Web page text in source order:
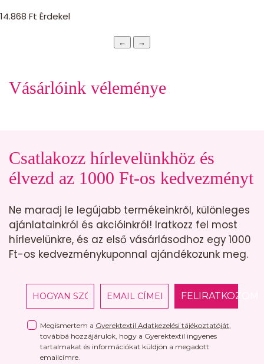
14.868 Ft Érdekel
← →
Vásárlóink véleménye
Csatlakozz hírlevelünkhöz és
élvezd az 1000 Ft-os kedvezményt
Ne maradj le legújabb termékeinkről, különleges
ajánlatainkról és akcióinkról! Iratkozz fel most
hírlevelünkre, és az első vásárlásodhoz egy 1000
Ft-os kedvezménykuponnal ajándékozunk meg.
FELIRATKOZOM
Megismertem a Gyerektextil Adatkezelési tájékoztatóját,
továbbá hozzájárulok, hogy a Gyerektextil ingyenes
tartalmakat és információkat küldjön a megadott
emailcímre.